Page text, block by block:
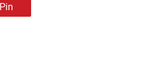
Pin